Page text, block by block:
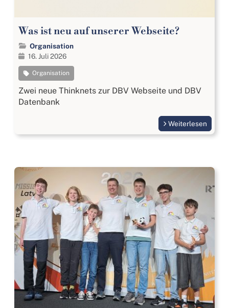
Was ist neu auf unserer Webseite?
Organisation
16. Juli 2026
Organisation
Zwei neue Thinknets zur DBV Webseite und DBV
Datenbank
Weiterlesen